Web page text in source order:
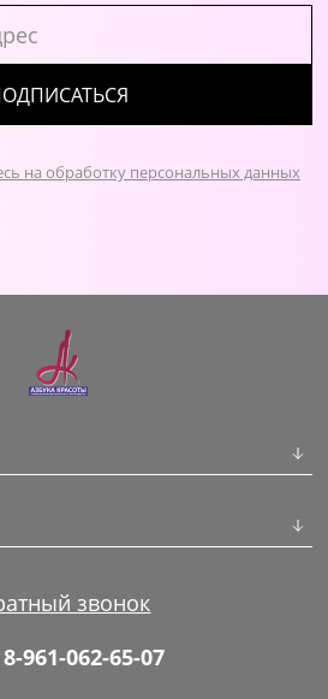
на обработку персональных данных
Макияж
звонок
8-961-062-65-07